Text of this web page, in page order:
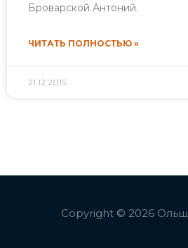
Броварской Антоний.
ЧИТАТЬ ПОЛНОСТЬЮ »
21.12.2015
Copyright © 2026